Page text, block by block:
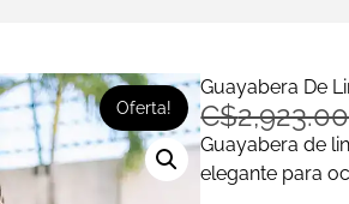
Oferta!
Guayabera De
C$2,923.00
Guayabera de
elegante para